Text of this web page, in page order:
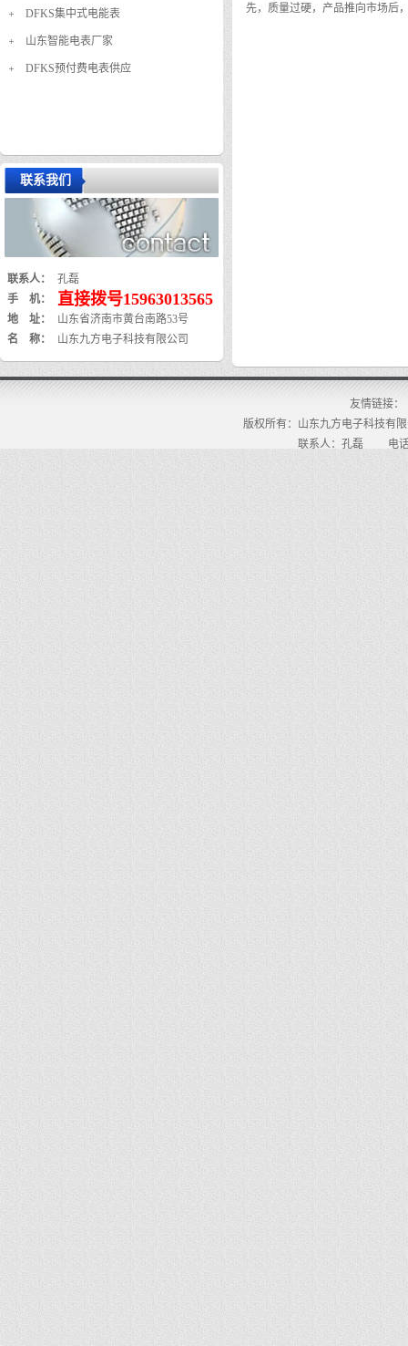
DFKS集中式电能表
山东智能电表厂家
DFKS预付费电表供应
联系我们
联系人：
孔磊
手 机：
直接拨号15963013565
地 址：
山东省济南市黄台南路53号
名 称：
山东九方电子科技有限公司
先，质量过硬，产品推向市场后
友情链接：
版权所有：山东九方电子科技有
联系人：孔磊 电话